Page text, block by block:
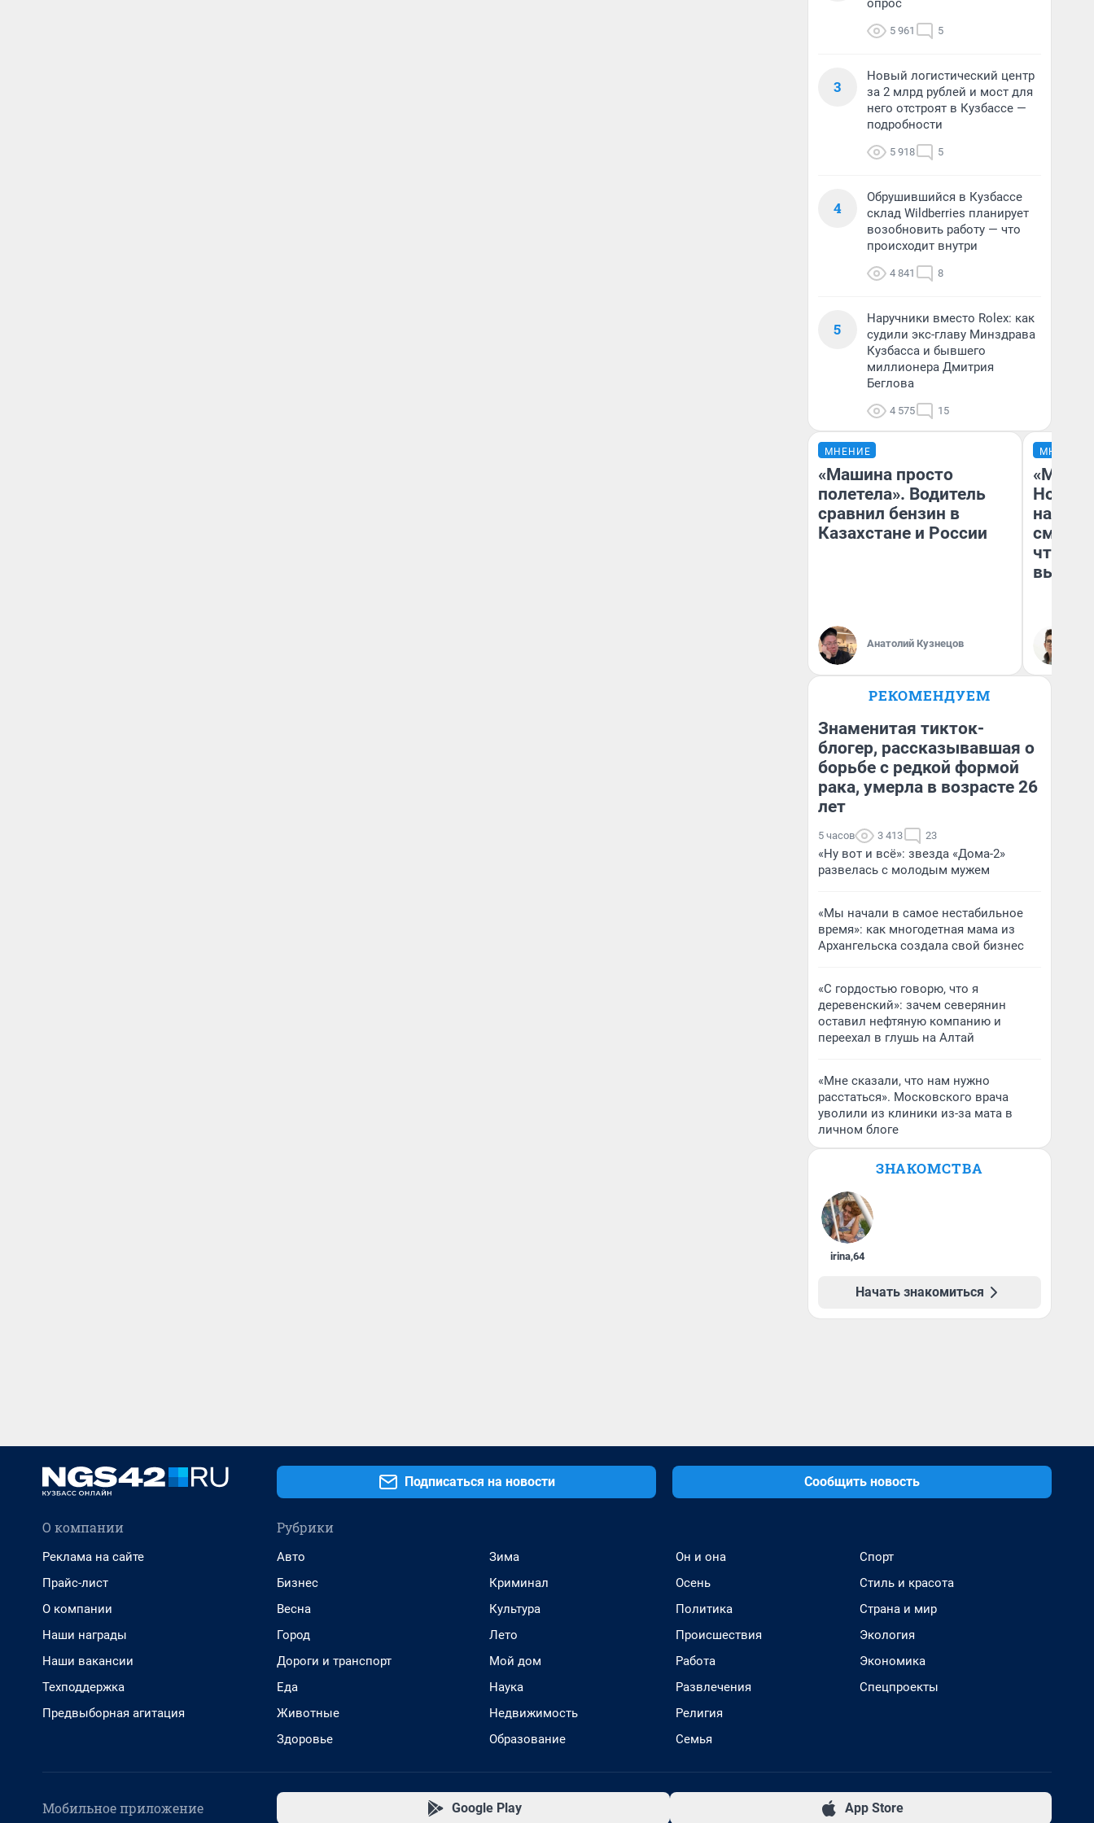
опрос
5 961 5
3
Новый логистический центр
за 2 млрд рублей и мост для
него отстроят в Кузбассе —
подробности
5 918 5
4
Обрушившийся в Кузбассе
склад Wildberries планирует
возобновить работу — что
происходит внутри
4 841 8
5
Наручники вместо Rolex: как
судили экс-главу Минздрава
Кузбасса и бывшего
миллионера Дмитрия
Беглова
4 575 15
МНЕНИЕ
«Машина просто
полетела». Водитель
сравнил бензин в
Казахстане и России
Анатолий Кузнецов
МНЕНИЕ
«Мы
чтобы
РЕКОМЕНДУЕМ
Знаменитая тикток-
блогер, рассказывавшая о
борьбе с редкой формой
рака, умерла в возрасте 26
лет
5 часов 3 413 23
«Ну вот и всё»: звезда «Дома-2»
развелась с молодым мужем
«Мы начали в самое нестабильное
время»: как многодетная мама из
Архангельска создала свой бизнес
«С гордостью говорю, что я
деревенский»: зачем северянин
оставил нефтяную компанию и
переехал в глушь на Алтай
«Мне сказали, что нам нужно
расстаться». Московского врача
уволили из клиники из-за мата в
личном блоге
ЗНАКОМСТВА
irina,64
Начать знакомиться
Подписаться на новости Сообщить новость
О компании
Реклама на сайте
Прайс-лист
О компании
Наши награды
Наши вакансии
Техподдержка
Предвыборная агитация
Рубрики
Авто
Бизнес
Весна
Город
Дороги и транспорт
Еда
Животные
Здоровье
Зима
Криминал
Культура
Лето
Мой дом
Наука
Недвижимость
Образование
Он и она
Осень
Политика
Происшествия
Работа
Развлечения
Религия
Семья
Спорт
Стиль и красота
Страна и мир
Экология
Экономика
Спецпроекты
Мобильное приложение Google Play App Store